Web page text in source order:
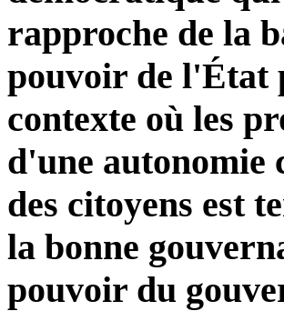
rapproche de la
pouvoir de l'État
contexte où les
d'une autonomie
des citoyens est
la bonne
pouvoir du